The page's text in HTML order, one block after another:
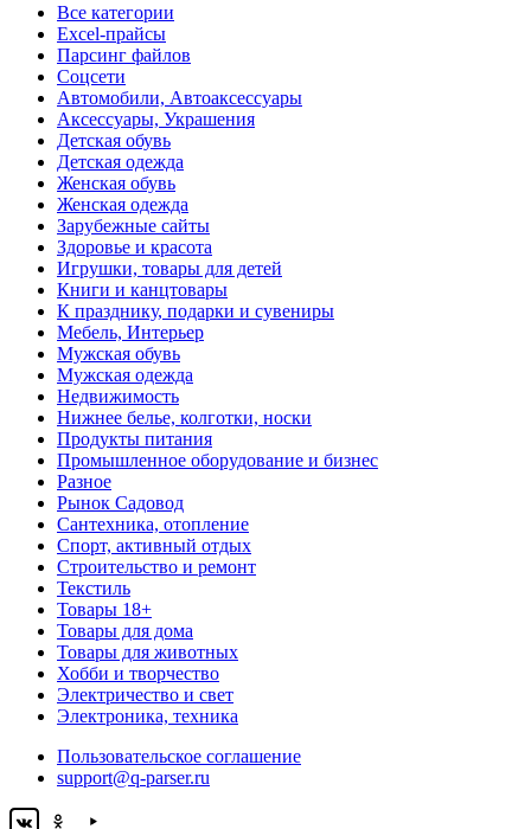
Все категории
Excel-прайсы
Парсинг файлов
Соцсети
Автомобили, Автоаксессуары
Аксессуары, Украшения
Детская обувь
Детская одежда
Женская обувь
Женская одежда
Зарубежные сайты
Здоровье и красота
Игрушки, товары для детей
Книги и канцтовары
К празднику, подарки и сувениры
Мебель, Интерьер
Мужская обувь
Мужская одежда
Недвижимость
Нижнее белье, колготки, носки
Продукты питания
Промышленное оборудование и бизнес
Разное
Рынок Садовод
Сантехника, отопление
Спорт, активный отдых
Строительство и ремонт
Текстиль
Товары 18+
Товары для дома
Товары для животных
Хобби и творчество
Электричество и свет
Электроника, техника
Пользовательское соглашение
support@q-parser.ru